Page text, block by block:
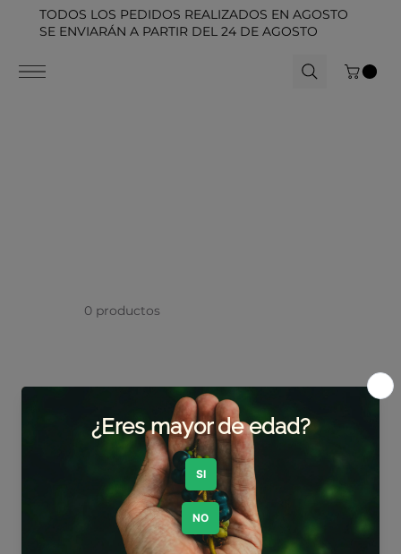
TODOS LOS PEDIDOS REALIZADOS EN AGOSTO
SE ENVIARÁN A PARTIR DEL 24 DE AGOSTO
0 productos
Todavía no hay
ningún producto...
Puedes elegir una categoría
diferente para seguir
comprando.